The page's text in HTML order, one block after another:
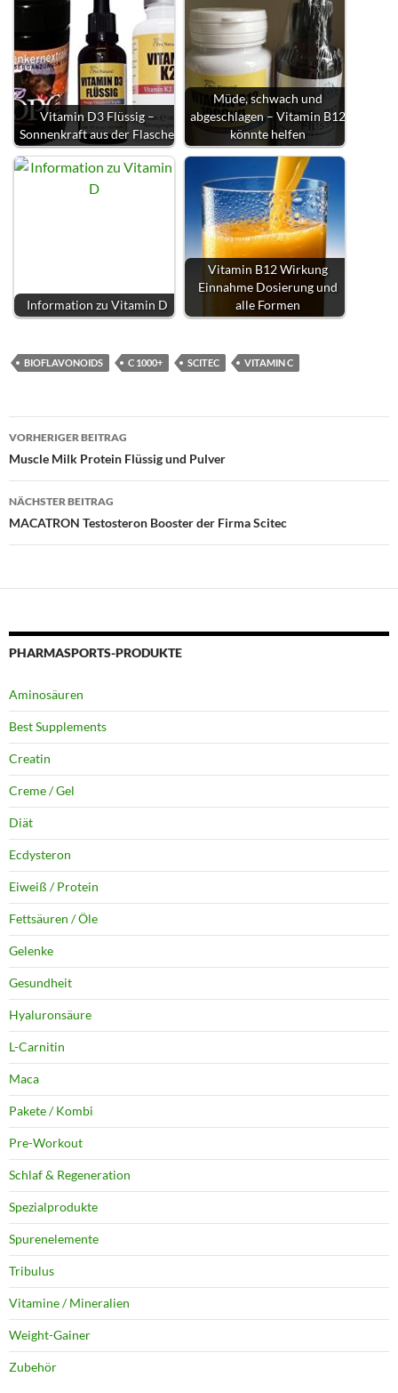
Vitamin D3 Flüssig –
Sonnenkraft aus der Flasche
Müde, schwach und
abgeschlagen – Vitamin B12
könnte helfen
Information zu Vitamin D
Vitamin B12 Wirkung
Einnahme Dosierung und
alle Formen
BIOFLAVONOIDS C 1000+ SCITEC VITAMIN C
Beitragsnavigation
VORHERIGER BEITRAG
Muscle Milk Protein Flüssig und Pulver
NÄCHSTER BEITRAG
MACATRON Testosteron Booster der Firma Scitec
PHARMASPORTS-PRODUKTE
Aminosäuren
Best Supplements
Creatin
Creme / Gel
Diät
Ecdysteron
Eiweiß / Protein
Fettsäuren / Öle
Gelenke
Gesundheit
Hyaluronsäure
L-Carnitin
Maca
Pakete / Kombi
Pre-Workout
Schlaf & Regeneration
Spezialprodukte
Spurenelemente
Tribulus
Vitamine / Mineralien
Weight-Gainer
Zubehör